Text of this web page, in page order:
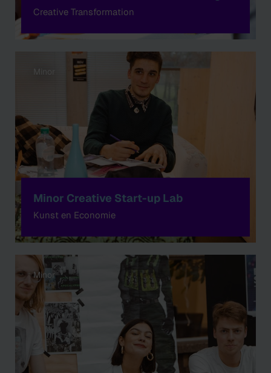
Creative Transformation
Minor
Minor Creative Start-up Lab
Kunst en Economie
Minor